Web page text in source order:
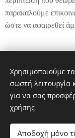
παρακαλούμε
ώστε να αφαιρεθεί
Χρησιμοποιούμε
σωστή λειτουργία
για να σας
χρήσης.
Αποδοχή μόνο